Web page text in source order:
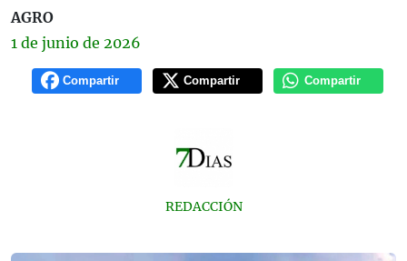
AGRO
1 de junio de 2026
Compartir Compartir Compartir
REDACCIÓN